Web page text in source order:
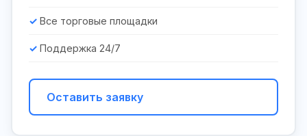
Все торговые площадки
Поддержка 24/7
Оставить заявку